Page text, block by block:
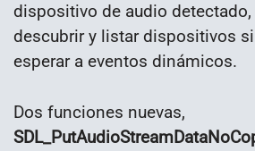
dispositivo de audio
descubrir y listar dispositivos
esperar a eventos dinámicos.
Dos funciones nuevas,